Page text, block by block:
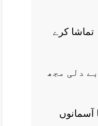
کرے
دلی مجھ
آسمانوں